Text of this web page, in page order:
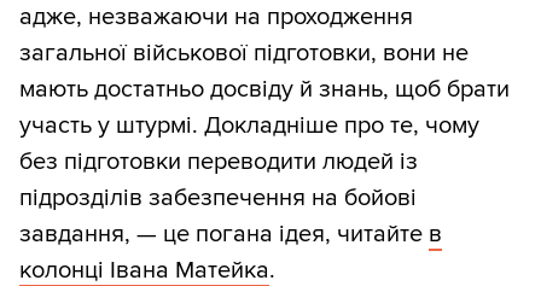
адже, незважаючи на проходження
загальної військової підготовки, вони не
мають достатньо досвіду й знань, щоб брати
участь у штурмі. Докладніше про те, чому
без підготовки переводити людей із
підрозділів забезпечення на бойові
завдання, — це погана ідея, читайте в
колонці Івана Матейка.